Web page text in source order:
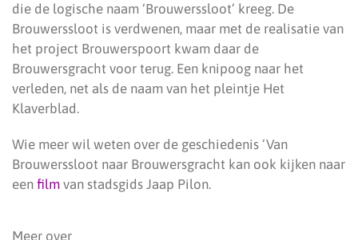
die de logische naam ‘Brouwerssloot’ kreeg. De
Brouwerssloot is verdwenen, maar met de realisatie van
het project Brouwerspoort kwam daar de
Brouwersgracht voor terug. Een knipoog naar het
verleden, net als de naam van het pleintje Het
Klaverblad.
Wie meer wil weten over de geschiedenis ‘Van
Brouwerssloot naar Brouwersgracht kan ook kijken naar
een film van stadsgids Jaap Pilon.
Meer over